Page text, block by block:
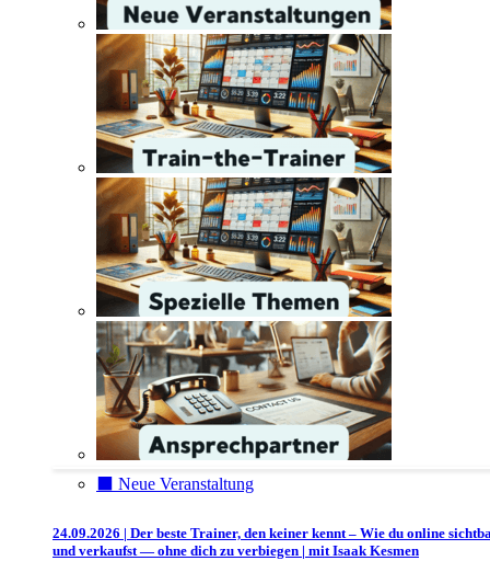
⬛️ Neue Veranstaltung
24.09.2026 | Der beste Trainer, den keiner kennt – Wie du online
und verkaufst — ohne dich zu verbiegen | mit Isaak Kesmen